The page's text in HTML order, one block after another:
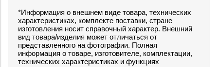
*Информация о внешнем виде товара, технических
характеристиках, комплекте поставки, стране
изготовления носит справочный характер. Внешний
вид товара/изделия может отличаться от
представленного на фотографии. Полная
информация о товаре, изготовителе, комплектации,
технических характеристиках и функциях